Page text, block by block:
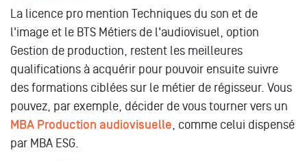
La licence pro mention Techniques du son et de
l'image et le BTS Métiers de l'audiovisuel, option
Gestion de production, restent les meilleures
qualifications à acquérir pour pouvoir ensuite suivre
des formations ciblées sur le métier de régisseur. Vous
pouvez, par exemple, décider de vous tourner vers un
MBA Production audiovisuelle, comme celui dispensé
par MBA ESG.